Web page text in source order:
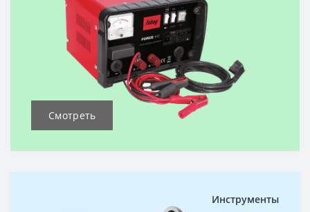
Смотреть
Инструменты